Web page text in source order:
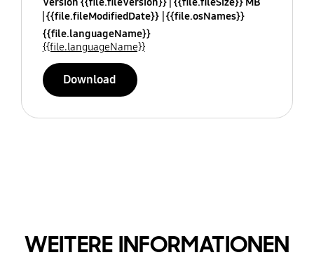
{{file.fileModifiedDate}} {{file.osNames}}
{{file.languageName}}
{{file.languageName}}
Download
WEITERE INFORMATIONEN